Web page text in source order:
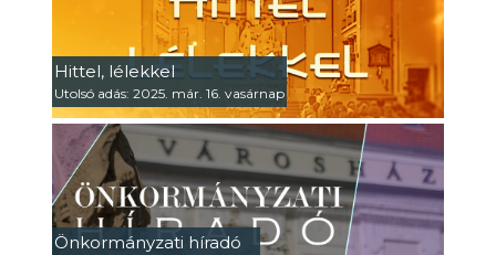
Hittel, lélekkel
Utolsó adás: 2025. már. 16. vasárnap
Önkormányzati híradó